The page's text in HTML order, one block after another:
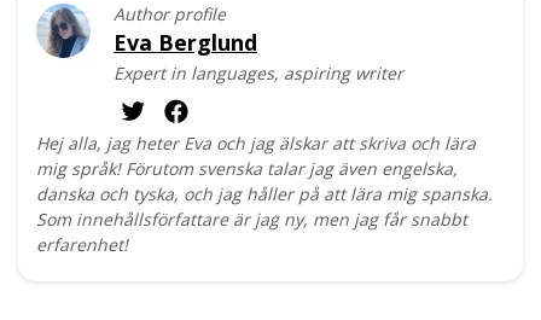
Author profile
Eva Berglund
Expert in languages, aspiring writer
Hej alla, jag heter Eva och jag älskar att skriva och lära
mig språk! Förutom svenska talar jag även engelska,
danska och tyska, och jag håller på att lära mig spanska.
Som innehållsförfattare är jag ny, men jag får snabbt
erfarenhet!